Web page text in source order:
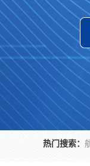
热门搜索：